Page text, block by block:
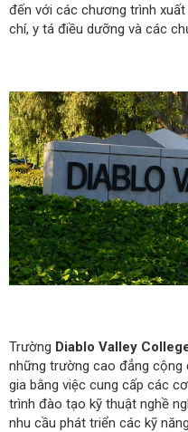
đến với các chương trình
chí, y tá điều dưỡng và các
Trường Diablo Valley
những trường cao đẳng
gia bằng việc cung cấp các
trình đào tạo kỹ thuật nghề
nhu cầu phát triển các kỹ